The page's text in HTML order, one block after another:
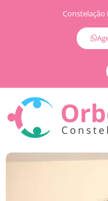
Constelação